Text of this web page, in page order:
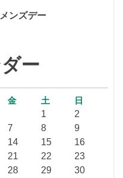
ンズデー
ー
金 土 日
1
2
7 8
9
14 15
16
21 22
23
28 29
30